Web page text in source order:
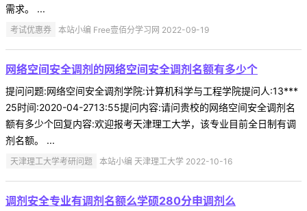
需求。 ...
考试优惠券 本站小编 Free壹佰分学习网 2022-09-19
网络空间安全调剂的网络空间安全调剂名额有多少个
提问问题:网络空间安全调剂学院:计算机科学与工程学院提问人:13***
25时间:2020-04-2713:55提问内容:请问贵校的网络空间安全调剂名
额有多少个回复内容:欢迎报考天津理工大学，该专业目前全日制有调
剂名额。 ...
天津理工大学考研问题 本站小编 天津理工大学 2022-10-16
调剂安全专业有调剂名额么学硕280分申调剂么